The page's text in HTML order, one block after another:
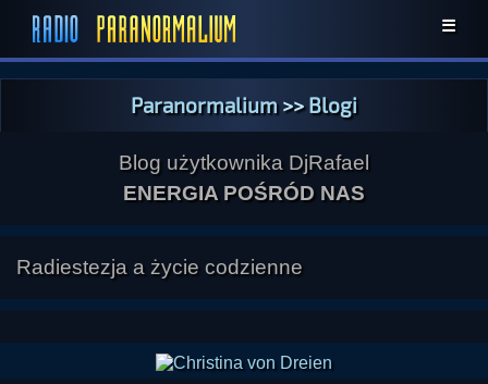
☰
Paranormalium>>Blogi
Blog użytkownika DjRafael
ENERGIA POŚRÓD NAS
Radiestezja a życie codzienne